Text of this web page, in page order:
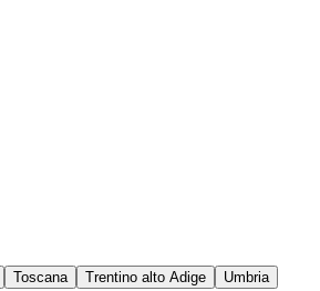
Toscana Trentino alto Adige
Umbria